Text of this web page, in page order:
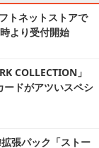
トネットストアで
より受付開始
COLLECTION」
ドがアツいスペシ
張パック「ストー